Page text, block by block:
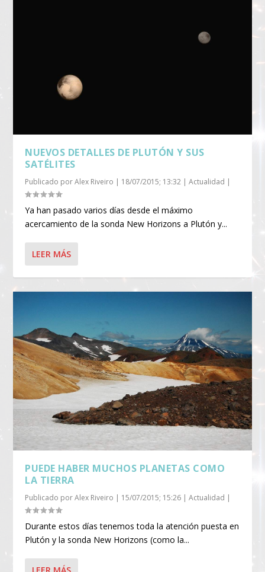
NUEVOS DETALLES DE PLUTÓN Y SUS
SATÉLITES
Publicado porAlex Riveiro | 18/07/2015; 13:32 |Actualidad |
Ya han pasado varios días desde el máximo
acercamiento de la sonda New Horizons a Plutón y...
LEER MÁS
PUEDE HABER MUCHOS PLANETAS COMO
LA TIERRA
Publicado porAlex Riveiro | 15/07/2015; 15:26 |Actualidad |
Durante estos días tenemos toda la atención puesta en
Plutón y la sonda New Horizons (como la...